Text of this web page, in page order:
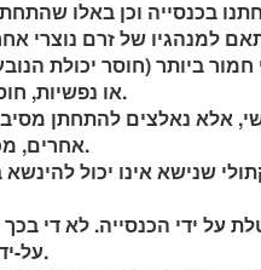
או נפשיות, חוסר בגרות נפשית...).
אחרים, מכורח הנסיבות וכו').
על-ידי הרשות האזרחית.